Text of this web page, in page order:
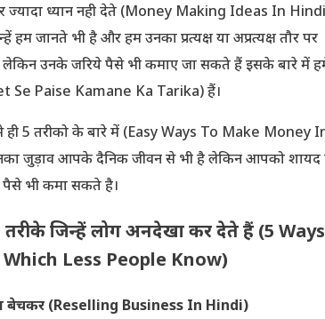
ज्यादा ध्यान नही देते (Money Making Ideas In
हम जानते भी है और हम उनका प्रत्यक्ष या अप्रत्यक्ष तौर पर
लेकिन उनके जरिये पैसे भी कमाए जा सकते हैं इसके बारे में
Se Paise Kamane Ka Tarika) हैं।
5 तरीको के बारे में (Easy Ways To Make Money
जुड़ाव आपके दैनिक जीवन से भी है लेकिन आपको शायद
भी कमा सकते है।
जिन्हें लोग अनदेखा कर देते हैं (5
Less People Know)
बेचकर (Reselling Business In Hindi)